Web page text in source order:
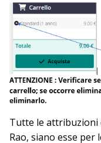
Tutte le attribuzioni
Rao, siano esse per